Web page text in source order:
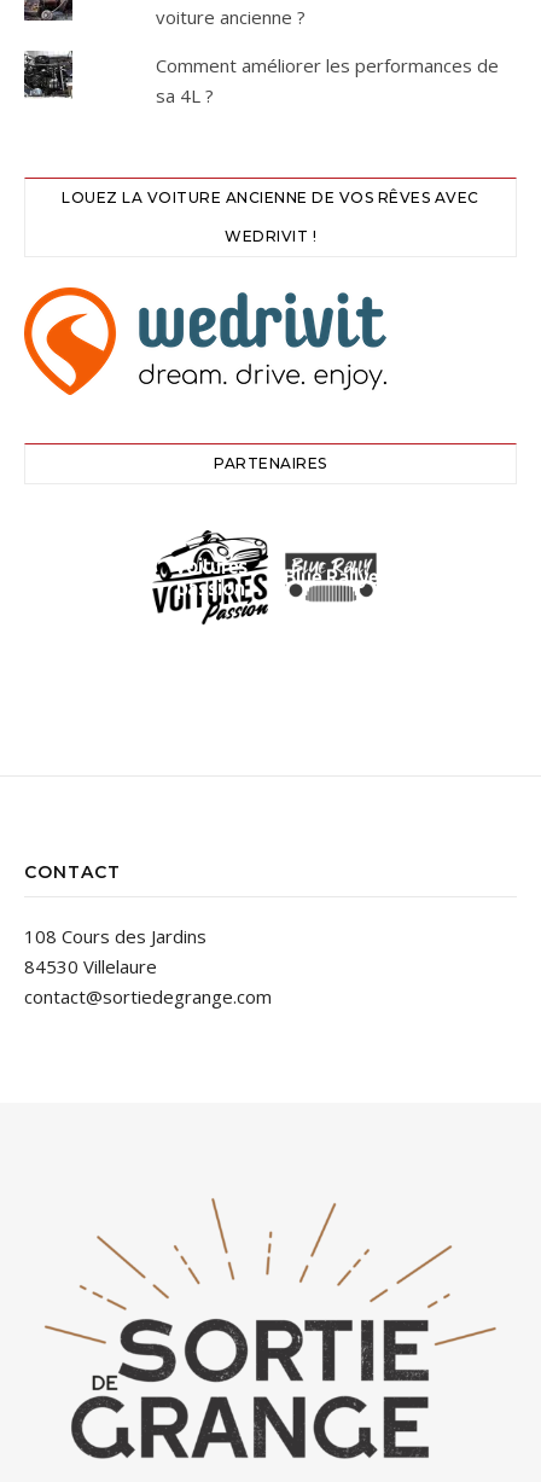
voiture ancienne ?
Comment améliorer les performances de
sa 4L ?
LOUEZ LA VOITURE ANCIENNE DE VOS RÊVES AVEC
WEDRIVIT !
PARTENAIRES
Voitures
passion
Blue Rallye
CONTACT
108 Cours des Jardins
84530 Villelaure
contact@sortiedegrange.com